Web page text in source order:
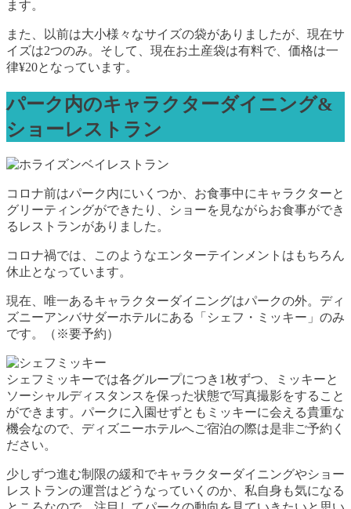
ます。
また、以前は大小様々なサイズの袋がありましたが、現在サ
イズは2つのみ。そして、現在お土産袋は有料で、価格は一
律¥20となっています。
パーク内のキャラクターダイニング&
ショーレストラン
コロナ前はパーク内にいくつか、お食事中にキャラクターと
グリーティングができたり、ショーを見ながらお食事ができ
るレストランがありました。
コロナ禍では、このようなエンターテインメントはもちろん
休止となっています。
現在、唯一あるキャラクターダイニングはパークの外。ディ
ズニーアンバサダーホテルにある「シェフ・ミッキー」のみ
です。（※要予約）
シェフミッキーでは各グループにつき1枚ずつ、ミッキーと
ソーシャルディスタンスを保った状態で写真撮影をすること
ができます。パークに入園せずともミッキーに会える貴重な
機会なので、ディズニーホテルへご宿泊の際は是非ご予約く
ださい。
少しずつ進む制限の緩和でキャラクターダイニングやショー
レストランの運営はどうなっていくのか、私自身も気になる